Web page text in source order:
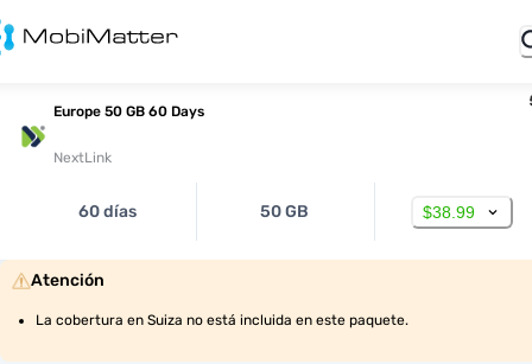
Europe 50 GB 60 Days
NextLink
60 días 50 GB $38.99
Atención
La cobertura en Suiza no está incluida en este paquete.